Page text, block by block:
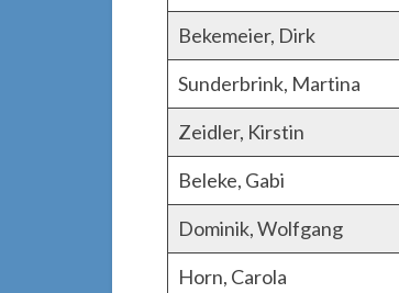
Bekemeier, Dirk
Sunderbrink, Martina
Zeidler, Kirstin
Beleke, Gabi
Dominik, Wolfgang
Horn, Carola